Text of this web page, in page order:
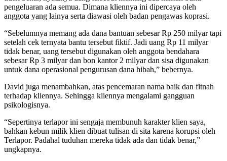
pengeluaran ada semua. Dimana kliennya ini dipercaya oleh
anggota yang lainya serta diawasi oleh badan pengawas koprasi.
“Sebelumnya memang ada dana bantuan sebesar Rp 250 milyar tapi
setelah cek ternyata bantu tersebut fiktif. Jadi uang Rp 11 milyar
tidak benar, uang tersebut digunakan oleh anggota bendahara
sebesar Rp 3 milyar dan bon kantor 2 milyar dan sisa digunakan
untuk dana operasional pengurusan dana hibah,” bebernya.
David juga menambahkan, atas pencemaran nama baik dan fitnah
terhadap kliennya. Sehingga kliennya mengalami gangguan
psikologisnya.
“Sepertinya terlapor ini sengaja membunuh karakter klien saya,
bahkan kebun milik klien dibuat tulisan di sita karena korupsi oleh
Terlapor. Padahal tuduhan mereka tidak ada dan tidak benar,”
ungkapnya.